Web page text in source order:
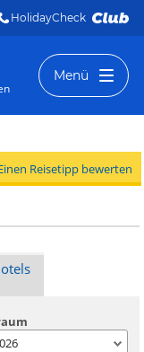
HolidayCheck
Menü
Reisetipp bewerten